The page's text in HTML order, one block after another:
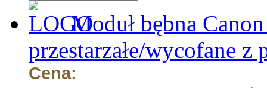
Moduł bębna
przestarzałe/wycofane z
Cena: